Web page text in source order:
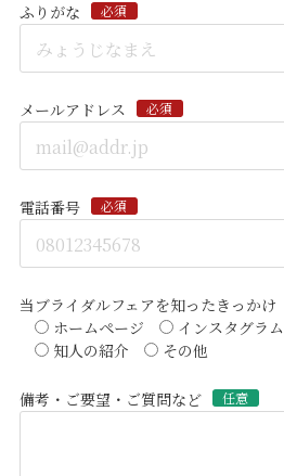
ふりがな 必須
メールアドレス 必須
電話番号 必須
当ブライダルフェアを知ったきっかけ
ホームページ インスタグラム
知人の紹介
その他
備考・ご要望・ご質問など 任意